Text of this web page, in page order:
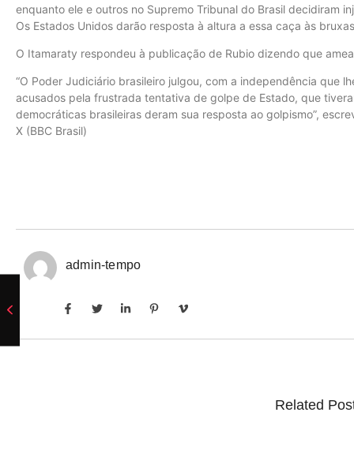
enquanto ele e outros no Supremo Tribunal do Brasil decidiram
Os Estados Unidos darão resposta à altura a essa caça às
O Itamaraty respondeu à publicação de Rubio dizendo que
“O Poder Judiciário brasileiro julgou, com a independência que
acusados pela frustrada tentativa de golpe de Estado, que
democráticas brasileiras deram sua resposta ao golpismo”,
X (BBC Brasil)
admin-tempo
Related